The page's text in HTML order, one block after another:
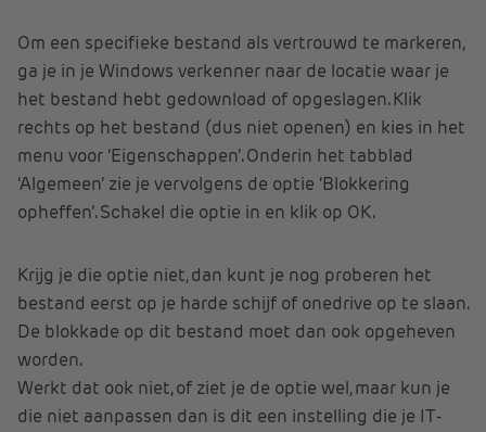
Om een specifieke bestand als vertrouwd te markeren,
ga je in je Windows verkenner naar de locatie waar je
het bestand hebt gedownload of opgeslagen. Klik
rechts op het bestand (dus niet openen) en kies in het
menu voor ‘Eigenschappen’. Onderin het tabblad
‘Algemeen’ zie je vervolgens de optie ‘Blokkering
opheffen’. Schakel die optie in en klik op OK.
Krijg je die optie niet, dan kunt je nog proberen het
bestand eerst op je harde schijf of onedrive op te slaan.
De blokkade op dit bestand moet dan ook opgeheven
worden.
Werkt dat ook niet, of ziet je de optie wel, maar kun je
die niet aanpassen dan is dit een instelling die je IT-